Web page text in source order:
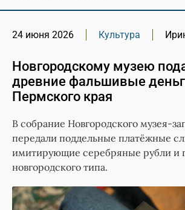
24 июня 2026 Культура
Новгородскому музею
древние фальшивые
Пермского края
В собрание Новгородского музея-
передали поддельные платёжные
имитирующие серебряные рубли и
новгородского типа.